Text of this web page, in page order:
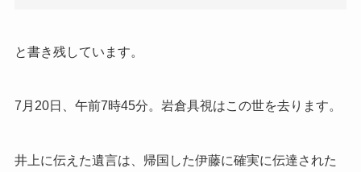
と書き残しています。
7月20日、午前7時45分。岩倉具視はこの世を去ります。
井上に伝えた遺言は、帰国した伊藤に確実に伝達された